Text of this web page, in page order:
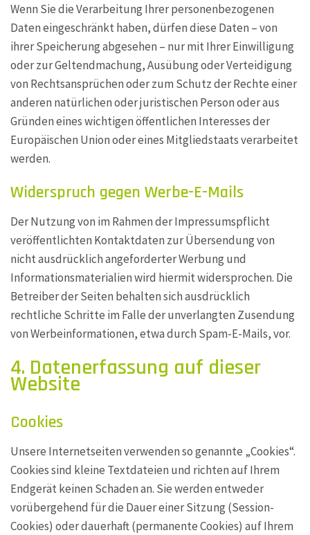
Wenn Sie die Verarbeitung Ihrer personenbezogenen
Daten eingeschränkt haben, dürfen diese Daten – von
ihrer Speicherung abgesehen – nur mit Ihrer Einwilligung
oder zur Geltendmachung, Ausübung oder Verteidigung
von Rechtsansprüchen oder zum Schutz der Rechte einer
anderen natürlichen oder juristischen Person oder aus
Gründen eines wichtigen öffentlichen Interesses der
Europäischen Union oder eines Mitgliedstaats verarbeitet
werden.
Widerspruch gegen Werbe-E-Mails
Der Nutzung von im Rahmen der Impressumspflicht
veröffentlichten Kontaktdaten zur Übersendung von
nicht ausdrücklich angeforderter Werbung und
Informationsmaterialien wird hiermit widersprochen. Die
Betreiber der Seiten behalten sich ausdrücklich
rechtliche Schritte im Falle der unverlangten Zusendung
von Werbeinformationen, etwa durch Spam-E-Mails, vor.
4. Datenerfassung auf dieser
Website
Cookies
Unsere Internetseiten verwenden so genannte „Cookies“.
Cookies sind kleine Textdateien und richten auf Ihrem
Endgerät keinen Schaden an. Sie werden entweder
vorübergehend für die Dauer einer Sitzung (Session-
Cookies) oder dauerhaft (permanente Cookies) auf Ihrem